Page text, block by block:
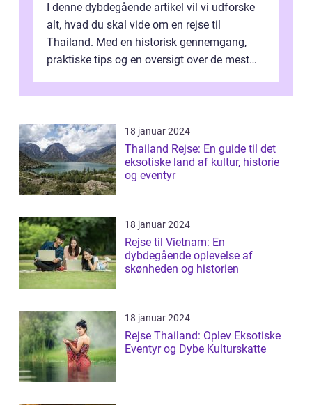
I denne dybdegående artikel vil vi udforske
alt, hvad du skal vide om en rejse til
Thailand. Med en historisk gennemgang,
praktiske tips og en oversigt over de mest
18 januar 2024
Thailand Rejse: En guide til det
eksotiske land af kultur, historie
og eventyr
18 januar 2024
Rejse til Vietnam: En
dybdegående oplevelse af
skønheden og historien
18 januar 2024
Rejse Thailand: Oplev Eksotiske
Eventyr og Dybe Kulturskatte